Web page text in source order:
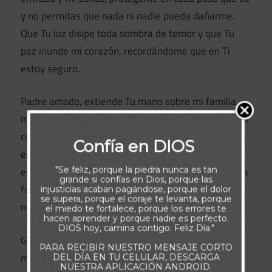
y no permitas que nada ni nadie pueda dañarme.
Que Tu luz disipe toda sombra de temor y que Tu
paz inunde mi corazón, recordándome que en Ti
estoy seguro.
Padre amado, extiende Tu mano sobre mi familia,
mis seres queridos y todo lo que has puesto bajo mi
cuidado. Envía a Tus ángeles para que nos guarden
en cada camino, librándonos de todo accidente,
enfermedad o adversidad. Declaro que ningún arma
forjada contra nosotros prosperará, porque Tú eres
nuestro defensor y escudo protector.
Gracias, Señor, porque sé que bajo Tu amparo nada
me faltará. Hoy descanso en la certeza de que Tú
Confía en DIOS
"Se feliz, porque la piedra nunca es tan
grande si confías en Dios, porque las
injusticias acaban pagándose, porque el dolor
se supera, porque el coraje te levanta, porque
el miedo te fortalece, porque los errores te
hacen aprender y porque nadie es perfecto.
DIOS hoy, camina contigo. Feliz Día."
PARA RECIBIR NUESTRO MENSAJE CORTO
DEL DÍA EN TU CELULAR, DESCARGA
NUESTRA APLICACIÓN ANDROID.